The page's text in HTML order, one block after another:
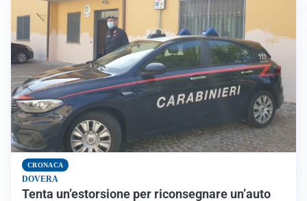
CRONACA
DOVERA
Tenta un’estorsione per riconsegnare un’auto